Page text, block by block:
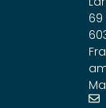
69